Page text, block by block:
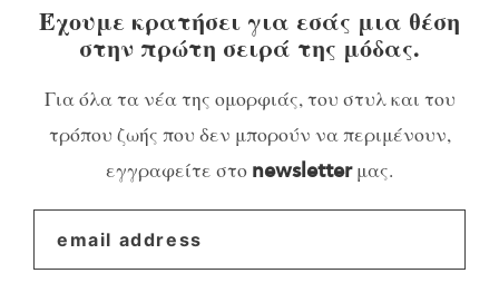
Έχουμε κρατήσει για εσάς μια θέση
στην πρώτη σειρά της μόδας.
Για όλα τα νέα της ομορφιάς, του στυλ και του
τρόπου ζωής που δεν μπορούν να περιμένουν,
εγγραφείτε στο newsletterμας.